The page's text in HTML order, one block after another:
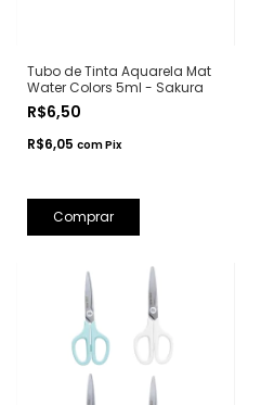
Tubo de Tinta Aquarela Mat
Water Colors 5ml - Sakura
R$6,50
R$6,05 comPix
Comprar